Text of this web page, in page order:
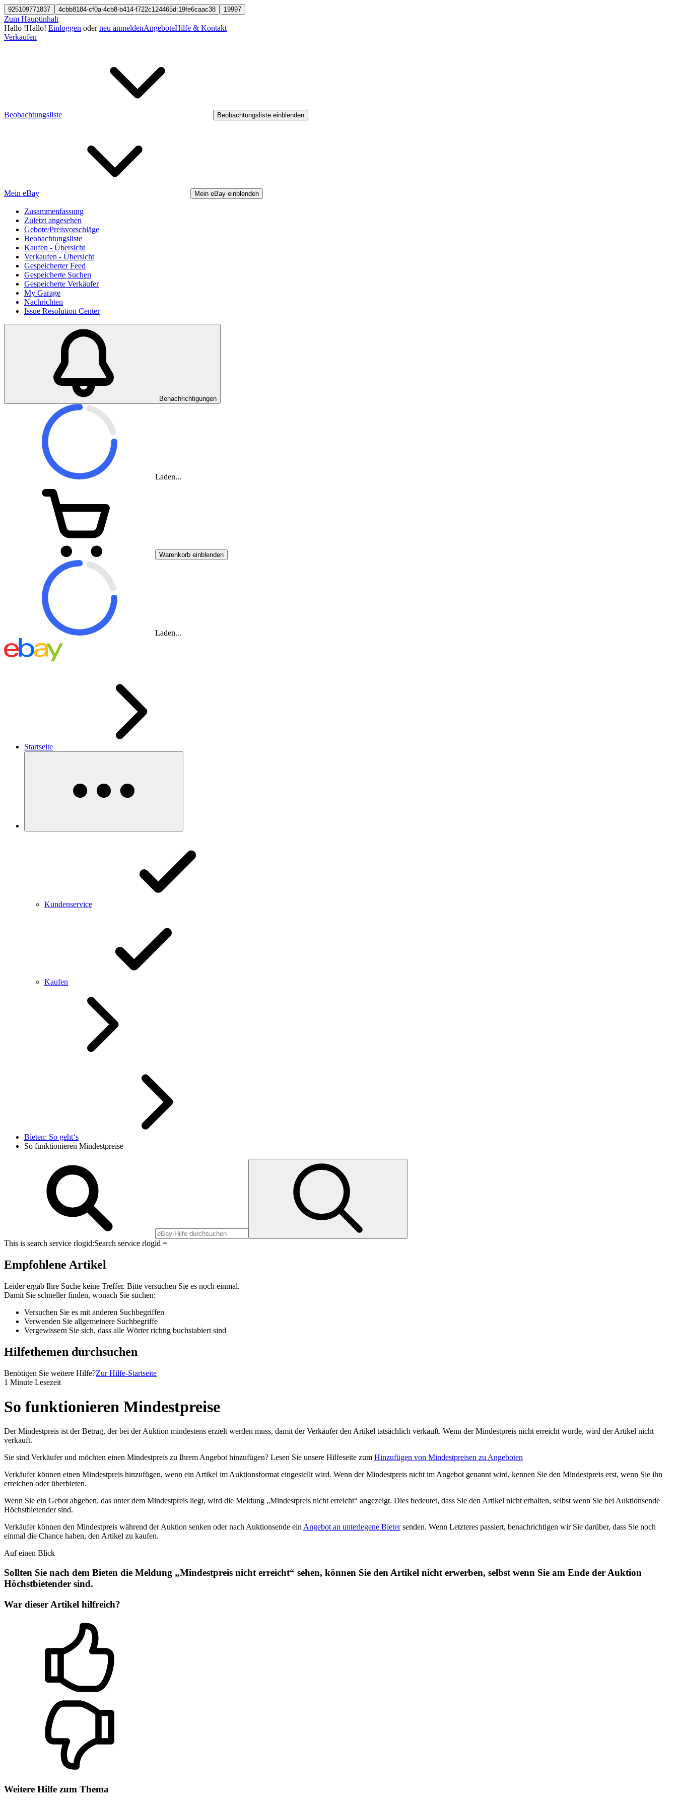
925109771837 4cbb8184-cf0a-4cb8-b414-f722c124465d:19fe6caac38 19997
Zum Hauptinhalt
Hallo !Hallo! Einloggen oderneu anmeldenAngeboteHilfe & Kontakt
Verkaufen
Beobachtungsliste Beobachtungsliste einblenden
Mein eBay Mein eBay einblenden
Zusammenfassung
Zuletzt angesehen
Gebote/Preisvorschläge
Beobachtungsliste
Kaufen - Übersicht
Verkaufen - Übersicht
Gespeicherter Feed
Gespeicherte Suchen
Gespeicherte Verkäufer
My Garage
Nachrichten
Issue Resolution Center
Benachrichtigungen
Laden...
Warenkorb einblenden
Laden...
Startseite
Kundenservice
Kaufen
Bieten: So geht‘s
So funktionieren Mindestpreise
This is search service rlogid:Search service rlogid =
Empfohlene Artikel
Leider ergab Ihre Suche keine Treffer. Bitte versuchen Sie es noch einmal.
Damit Sie schneller finden, wonach Sie suchen:
Versuchen Sie es mit anderen Suchbegriffen
Verwenden Sie allgemeinere Suchbegriffe
Vergewissern Sie sich, dass alle Wörter richtig buchstabiert sind
Hilfethemen durchsuchen
Benötigen Sie weitere Hilfe?Zur Hilfe-Startseite
1 Minute Lesezeit
So funktionieren Mindestpreise
Der Mindestpreis ist der Betrag, der bei der Auktion mindestens erzielt werden muss, damit der Verkäufer den Artikel tatsächlich verkauft. Wenn der Mindestpreis nicht erreicht wurde, wird der Artikel nicht
verkauft.
Sie sind Verkäufer und möchten einen Mindestpreis zu Ihrem Angebot hinzufügen? Lesen Sie unsere Hilfeseite zum Hinzufügen von Mindestpreisen zu Angeboten
Verkäufer können einen Mindestpreis hinzufügen, wenn ein Artikel im Auktionsformat eingestellt wird. Wenn der Mindestpreis nicht im Angebot genannt wird, kennen Sie den Mindestpreis erst, wenn Sie ihn
erreichen oder überbieten.
Wenn Sie ein Gebot abgeben, das unter dem Mindestpreis liegt, wird die Meldung „Mindestpreis nicht erreicht“ angezeigt. Dies bedeutet, dass Sie den Artikel nicht erhalten, selbst wenn Sie bei Auktionsende
Höchstbietender sind.
Verkäufer können den Mindestpreis während der Auktion senken oder nach Auktionsende einAngebot an unterlegene Bietersenden. Wenn Letzteres passiert, benachrichtigen wir Sie darüber, dass Sie noch
einmal die Chance haben, den Artikel zu kaufen.
Auf einen Blick
Sollten Sie nach dem Bieten die Meldung „Mindestpreis nicht erreicht“ sehen, können Sie den Artikel nicht erwerben, selbst wenn Sie am Ende der Auktion
Höchstbietender sind.
War dieser Artikel hilfreich?
Weitere Hilfe zum Thema